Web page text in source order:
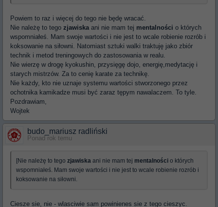
Powiem to raz i więcej do tego nie będę wracać.
Nie należę to tego zjawiska ani nie mam tej mentalności o których
wspomniałeś. Mam swoje wartości i nie jest to wcale robienie rozrób i
koksowanie na siłowni. Natomiast sztuki walki traktuję jako zbiór
technik i metod treningowych do zastosowania w realu.
Nie wierzę w drogę kyokushin, przysięgę dojo, energię,medytację i
starych mistrzów. Za to cenię karate za technikę.
Nie każdy, kto nie uznaje systemu wartości stworzonego przez
ochotnika kamikadze musi być zaraz tępym nawalaczem. To tyle.
Pozdrawiam,
Wojtek
budo_mariusz radliński
Ponad rok temu
[Nie należę to tego zjawiska ani nie mam tej mentalności o których
wspomniałeś. Mam swoje wartości i nie jest to wcale robienie rozrób i
koksowanie na siłowni.
Ciesze sie, nie - wlasciwie sam powinienes sie z tego cieszyc.